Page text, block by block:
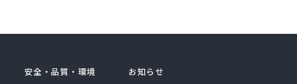
安全・品質・環境
お知らせ